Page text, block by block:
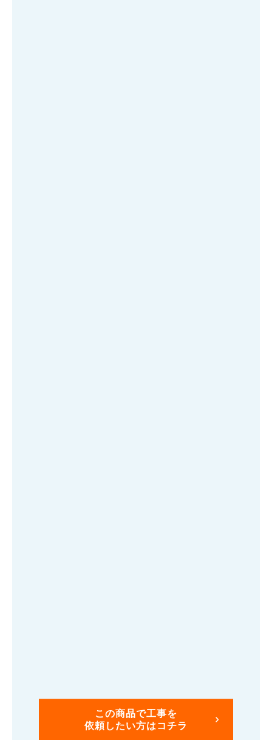
この商品で工事を
依頼したい方はコチラ